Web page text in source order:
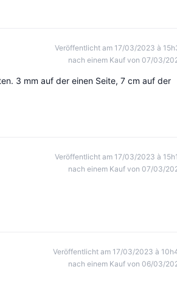
Veröffentlicht am 17/03/2023 à
nach einem Kauf von 07/03/
3 mm auf der einen Seite, 7 cm auf der
Veröffentlicht am 17/03/2023 à
nach einem Kauf von 07/03/
Veröffentlicht am 17/03/2023 à
nach einem Kauf von 06/03/